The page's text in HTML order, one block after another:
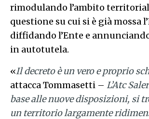
rimodulando l’ambito
questione su cui si è già mossa
diffidando l’Ente e
in autotutela.
«Il decreto è un vero e proprio
attacca Tommasetti – L’Atc
base alle nuove disposizioni, si
un territorio largamente